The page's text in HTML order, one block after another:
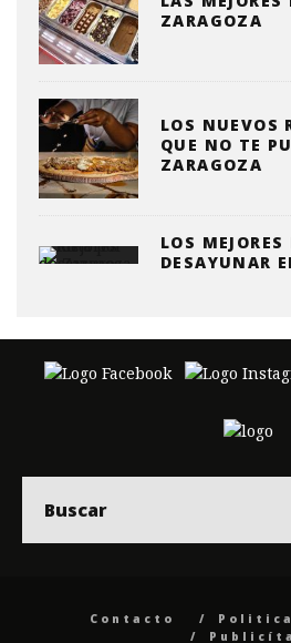
ZARAGOZA
LOS NUEVOS
QUE NO TE
ZARAGOZA
LOS
DESAYUNAR
Contacto